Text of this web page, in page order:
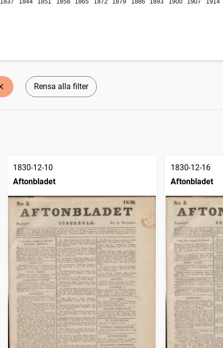
Rensa alla filter
1830-12-10
Aftonbladet
1830-12-16
Aftonbladet